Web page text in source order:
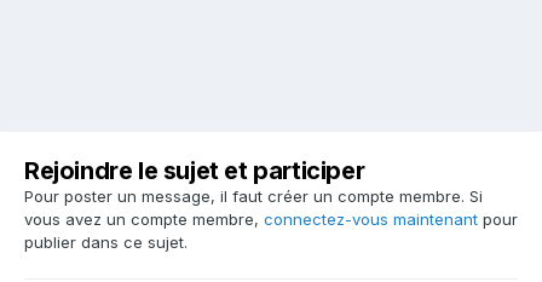
Rejoindre le sujet et participer
Pour poster un message, il faut créer un compte membre. Si
vous avez un compte membre, connectez-vous maintenant pour
publier dans ce sujet.